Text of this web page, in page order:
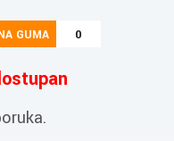
GUMA 0